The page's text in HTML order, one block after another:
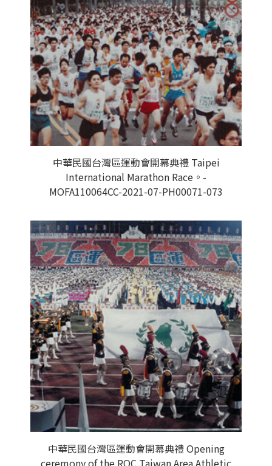
中華民國台灣區運動會開幕典禮 Taipei
International Marathon Race。-
MOFA110064CC-2021-07-PH00071-073
中華民國台灣區運動會開幕典禮 Opening
ceremony of the ROC Taiwan Area Athletic